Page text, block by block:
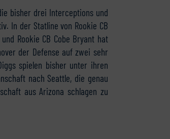
bisher drei Interceptions und
In der Statline von Rookie CB
Rookie CB Cobe Bryant hat
der Defense auf zwei sehr
spielen bisher unter ihren
nach Seattle, die genau
aus Arizona schlagen zu